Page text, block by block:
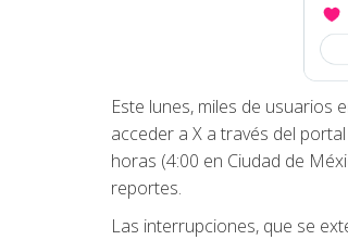
Este lunes, miles de usuarios
acceder a X a través del
horas (4:00 en Ciudad de
reportes.
Las interrupciones, que se